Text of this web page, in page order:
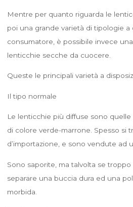
Mentre per quanto riguarda le
poi una grande varietà di tipologie a
consumatore, è possibile invece
lenticchie secche da cuocere.
Queste le principali varietà a
Il tipo normale
Le lenticchie più diffuse sono quelle
di colore verde-marrone. Spesso si
d’importazione, e sono vendute ad
Sono saporite, ma talvolta se
separare una buccia dura ed una
morbida.